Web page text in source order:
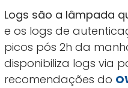
Logs são a lâmpada
e os logs de
picos pós 2h da
disponibiliza logs via
recomendações do